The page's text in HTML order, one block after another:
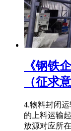
《钢铁
（征求
4.物料封闭
的上料运输
放源对应所